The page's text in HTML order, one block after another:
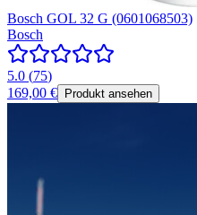
Bosch GOL 32 G (0601068503)
Bosch
5.0 (75)
169,00 €
Produkt ansehen